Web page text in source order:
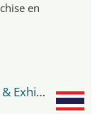
en
BITEC - Bangkok International Trade & Exhibition Center